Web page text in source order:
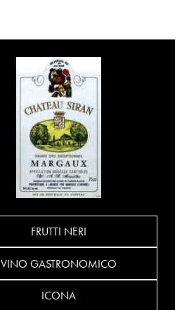
FRUTTI NERI
VINO GASTRONOMICO
ICONA